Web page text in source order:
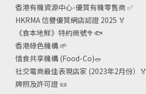
香港有機資源中心-優質有機零售商✅
HKRMA 信譽優質網店認證 2025 🏅
《食本地鮮》特約商號🥦🐟
香港綠色機構 🌱
惜食共享機構 (Food-Co)🥗
社交電商最佳表現店家 (2023年2月份）🏅
牌照及許可證 📜